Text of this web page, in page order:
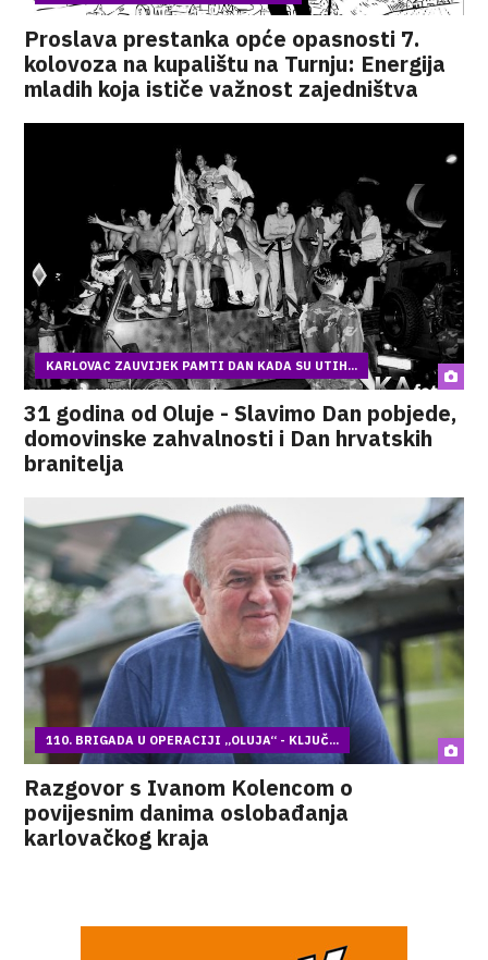
Proslava prestanka opće opasnosti 7.
kolovoza na kupalištu na Turnju: Energija
mladih koja ističe važnost zajedništva
KARLOVAC ZAUVIJEK PAMTI DAN KADA SU UTIH...
31 godina od Oluje - Slavimo Dan pobjede,
domovinske zahvalnosti i Dan hrvatskih
branitelja
110. BRIGADA U OPERACIJI „OLUJA“ - KLJUČ...
Razgovor s Ivanom Kolencom o
povijesnim danima oslobađanja
karlovačkog kraja